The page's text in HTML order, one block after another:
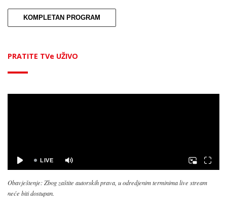
KOMPLETAN PROGRAM
PRATITE TVe UŽIVO
Obavještenje: Zbog zaštite autorskih prava, u odredjenim terminima live stream
neće biti dostupan.